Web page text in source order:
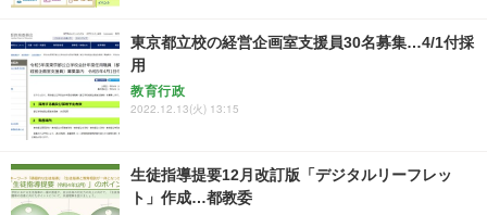
東京都立校の経営企画室支援員30名募集…4/1付採
用
教育行政
2022.12.13(火) 13:15
生徒指導提要12月改訂版「デジタルリーフレッ
ト」作成…都教委